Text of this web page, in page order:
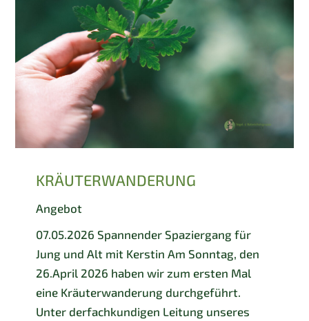
KRÄUTERWANDERUNG
Angebot
07.05.2026 Spannender Spaziergang für
Jung und Alt mit Kerstin Am Sonntag, den
26.April 2026 haben wir zum ersten Mal
eine Kräuterwanderung durchgeführt.
Unter derfachkundigen Leitung unseres